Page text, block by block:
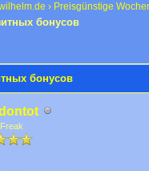
› Preisgünstige
бонусов
бонусов